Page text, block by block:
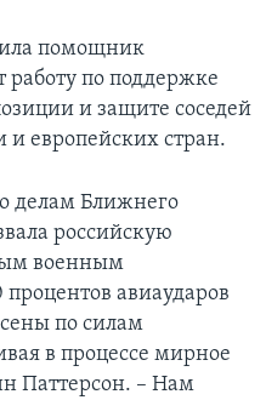
помощник
работу по поддержке
и защите соседей
европейских стран.
делам Ближнего
российскую
военным
авиаударов
по силам
в процессе мирное
Паттерсон. – Нам